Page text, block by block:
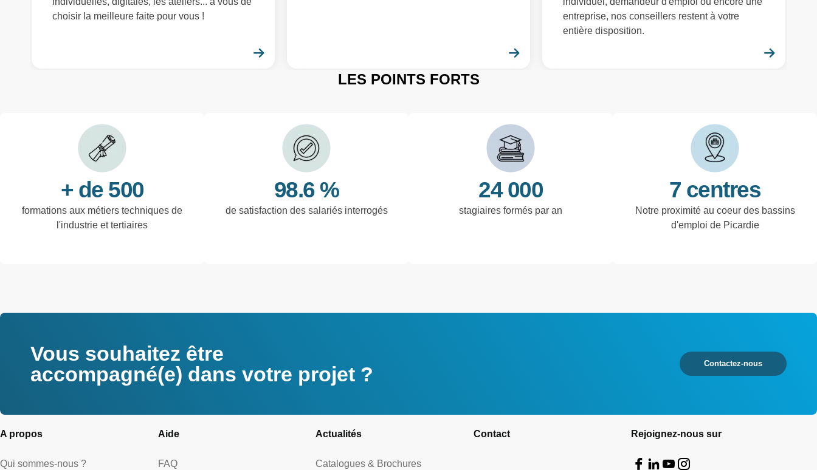
choisir la meilleure faite pour vous !
entreprise, nos conseillers restent à votre
entière disposition.
LES POINTS FORTS
+ de 500
formations aux métiers techniques de
l'industrie et tertiaires
98.6 %
de satisfaction des salariés interrogés
24 000
stagiaires formés par an
7 centres
Notre proximité au coeur des bassins
d'emploi de Picardie
Vous souhaitez être
accompagné(e) dans votre projet ?
Contactez-nous
A propos
Qui sommes-nous ?
Aide
FAQ
Actualités
Catalogues & Brochures
Contact Rejoignez-nous sur